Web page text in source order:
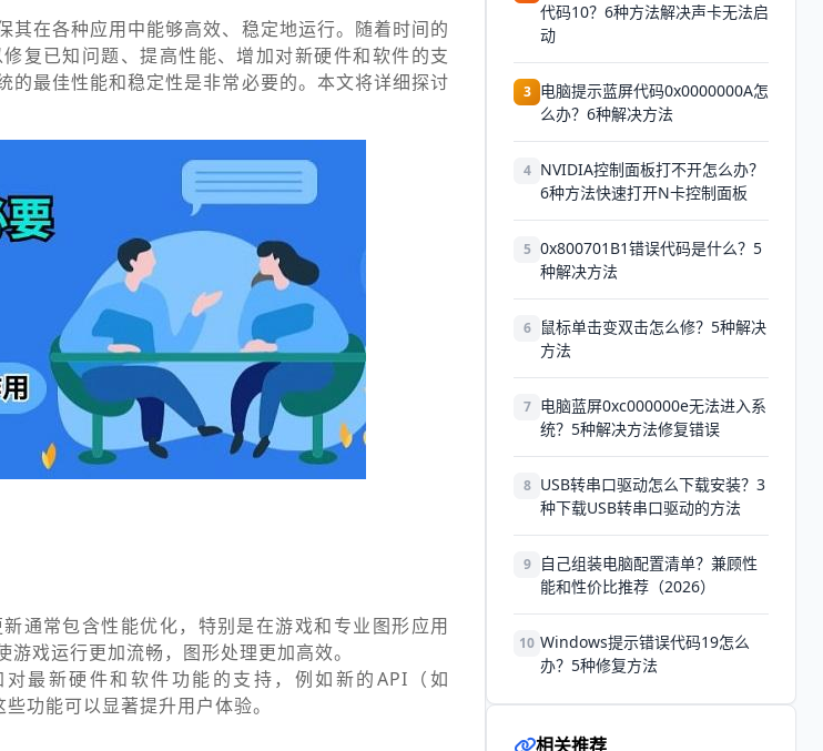
其在各种应用中能够高效、稳定地运行。随着时间的
复已知问题、提高性能、增加对新硬件和软件的支
的最佳性能和稳定性是非常必要的。本文将详细探讨
通常包含性能优化，特别是在游戏和专业图形应用
戏运行更加流畅，图形处理更加高效。
最新硬件和软件功能的支持，例如新的API（如
功能可以显著提升用户体验。
代码10？6种方法解决声卡无法启
动
3 电脑提示蓝屏代码0x0000000A怎
么办？6种解决方法
4 NVIDIA控制面板打不开怎么办？
6种方法快速打开N卡控制面板
5 0x800701B1错误代码是什么？5
种解决方法
6
鼠标单击变双击怎么修？5种解决
方法
7 电脑蓝屏0xc000000e无法进入系
统？5种解决方法修复错误
8 USB转串口驱动怎么下载安装？3
种下载USB转串口驱动的方法
9
自己组装电脑配置清单？兼顾性
能和性价比推荐（2026）
10 Windows提示错误代码19怎么
办？5种修复方法
相关推荐